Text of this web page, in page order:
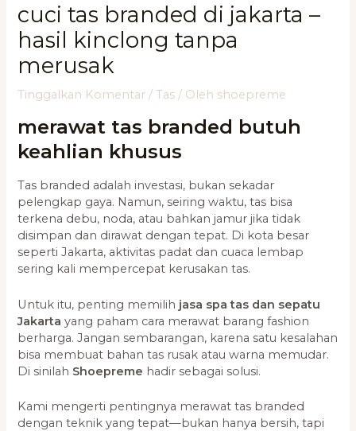
cuci tas branded di jakarta –
hasil kinclong tanpa
merusak
Tinggalkan Komentar /Tas / Oleh shoepreme
merawat tas branded butuh
keahlian khusus
Tas branded adalah investasi, bukan sekadar
pelengkap gaya. Namun, seiring waktu, tas bisa
terkena debu, noda, atau bahkan jamur jika tidak
disimpan dan dirawat dengan tepat. Di kota besar
seperti Jakarta, aktivitas padat dan cuaca lembap
sering kali mempercepat kerusakan tas.
Untuk itu, penting memilih jasa spa tas dan sepatu
Jakarta yang paham cara merawat barang fashion
berharga. Jangan sembarangan, karena satu kesalahan
bisa membuat bahan tas rusak atau warna memudar.
Di sinilah Shoepreme hadir sebagai solusi.
Kami mengerti pentingnya merawat tas branded
dengan teknik yang tepat—bukan hanya bersih, tapi